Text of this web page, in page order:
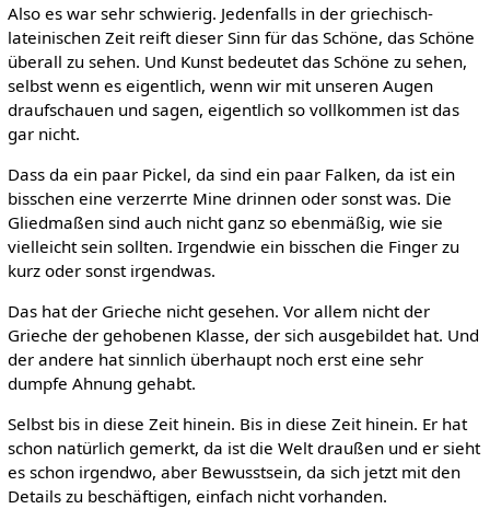
Also es war sehr schwierig. Jedenfalls in der griechisch-
lateinischen Zeit reift dieser Sinn für das Schöne, das Schöne
überall zu sehen. Und Kunst bedeutet das Schöne zu sehen,
selbst wenn es eigentlich, wenn wir mit unseren Augen
draufschauen und sagen, eigentlich so vollkommen ist das
gar nicht.
Dass da ein paar Pickel, da sind ein paar Falken, da ist ein
bisschen eine verzerrte Mine drinnen oder sonst was. Die
Gliedmaßen sind auch nicht ganz so ebenmäßig, wie sie
vielleicht sein sollten. Irgendwie ein bisschen die Finger zu
kurz oder sonst irgendwas.
Das hat der Grieche nicht gesehen. Vor allem nicht der
Grieche der gehobenen Klasse, der sich ausgebildet hat. Und
der andere hat sinnlich überhaupt noch erst eine sehr
dumpfe Ahnung gehabt.
Selbst bis in diese Zeit hinein. Bis in diese Zeit hinein. Er hat
schon natürlich gemerkt, da ist die Welt draußen und er sieht
es schon irgendwo, aber Bewusstsein, da sich jetzt mit den
Details zu beschäftigen, einfach nicht vorhanden.